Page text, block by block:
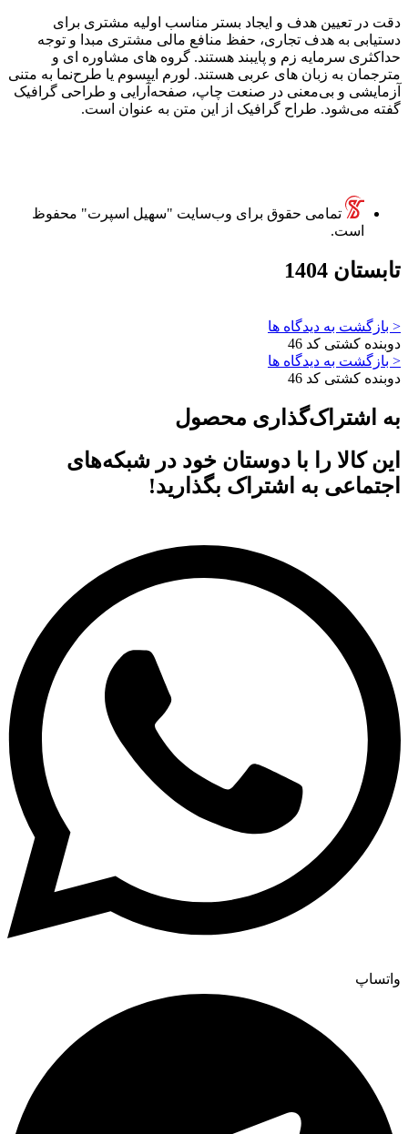
دقت در تعیین هدف و ایجاد بستر مناسب اولیه مشتری برای
دستیابی به هدف تجاری، حفظ منافع مالی مشتری مبدا و توجه
حداکثری سرمایه زم و پایبند هستند. گروه های مشاوره ای و
مترجمان به زبان های عربی هستند. لورم ایپسوم یا طرح‌نما به متنی
آزمایشی و بی‌معنی در صنعت چاپ، صفحه‌آرایی و طراحی گرافیک
گفته می‌شود. طراح گرافیک از این متن به عنوان است.
تمامی حقوق برای وب‌سایت "سهیل اسپرت" محفوظ
است.
تابستان 1404
< بازگشت به دیدگاه ها
دوبنده کشتی کد 46
< بازگشت به دیدگاه ها
دوبنده کشتی کد 46
به اشتراک‌گذاری محصول
این کالا را با دوستان خود در شبکه‌های
اجتماعی به اشتراک بگذارید!
واتساپ